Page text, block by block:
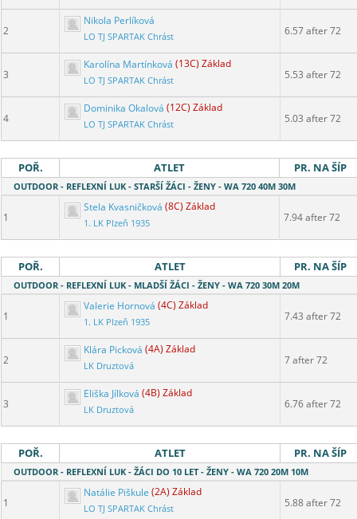
2
Nikola Perlíková
LO TJ SPARTAK Chrást 6.57 after 72
3
Karolína Martínková (13C) Základ
LO TJ SPARTAK Chrást 5.53 after 72
4
Dominika Okalová (12C) Základ
LO TJ SPARTAK Chrást 5.03 after 72
POŘ. ATLET PR. NA ŠÍP
OUTDOOR - REFLEXNÍ LUK - STARŠÍ ŽÁCI - ŽENY - WA 720 40M 30M
1
Stela Kvasničková (8C) Základ
1. LK Plzeň 1935 7.94 after 72
POŘ. ATLET PR. NA ŠÍP
OUTDOOR - REFLEXNÍ LUK - MLADŠÍ ŽÁCI - ŽENY - WA 720 30M 20M
1
Valerie Hornová (4C) Základ
1. LK Plzeň 1935 7.43 after 72
2
Klára Picková (4A) Základ
LK Druztová 7 after 72
3
Eliška Jílková (4B) Základ
LK Druztová 6.76 after 72
POŘ. ATLET PR. NA ŠÍP
OUTDOOR - REFLEXNÍ LUK - ŽÁCI DO 10 LET - ŽENY - WA 720 20M 10M
1
Natálie Piškule (2A) Základ
LO TJ SPARTAK Chrást 5.88 after 72